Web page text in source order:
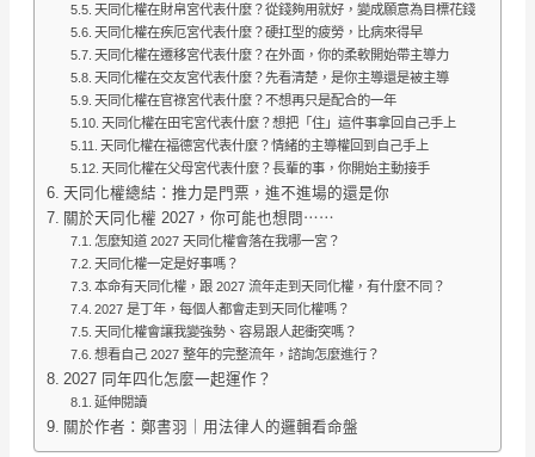
天同化權在財帛宮代表什麼？從錢夠用就好，變成願意為目標花錢
天同化權在疾厄宮代表什麼？硬扛型的疲勞，比病來得早
天同化權在遷移宮代表什麼？在外面，你的柔軟開始帶主導力
天同化權在交友宮代表什麼？先看清楚，是你主導還是被主導
天同化權在官祿宮代表什麼？不想再只是配合的一年
天同化權在田宅宮代表什麼？想把「住」這件事拿回自己手上
天同化權在福德宮代表什麼？情緒的主導權回到自己手上
天同化權在父母宮代表什麼？長輩的事，你開始主動接手
天同化權總結：推力是門票，進不進場的還是你
關於天同化權 2027，你可能也想問⋯⋯
怎麼知道 2027 天同化權會落在我哪一宮？
天同化權一定是好事嗎？
本命有天同化權，跟 2027 流年走到天同化權，有什麼不同？
2027 是丁年，每個人都會走到天同化權嗎？
天同化權會讓我變強勢、容易跟人起衝突嗎？
想看自己 2027 整年的完整流年，諮詢怎麼進行？
2027 同年四化怎麼一起運作？
延伸閱讀
關於作者：鄭書羽｜用法律人的邏輯看命盤